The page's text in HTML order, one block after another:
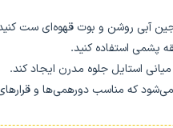
جین آبی روشن و بوت قهوه‌ای ست
پشمی استفاده کنید.
میانی استایل جلوه مدرن ایجاد کند.
می‌شود که مناسب دورهمی‌ها و